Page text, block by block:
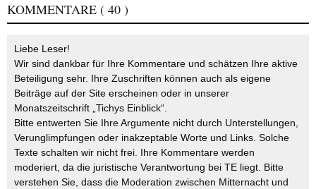
KOMMENTARE ( 40 )
Liebe Leser!
Wir sind dankbar für Ihre Kommentare und schätzen Ihre aktive
Beteiligung sehr. Ihre Zuschriften können auch als eigene
Beiträge auf der Site erscheinen oder in unserer
Monatszeitschrift „Tichys Einblick“.
Bitte entwerten Sie Ihre Argumente nicht durch Unterstellungen,
Verunglimpfungen oder inakzeptable Worte und Links. Solche
Texte schalten wir nicht frei. Ihre Kommentare werden
moderiert, da die juristische Verantwortung bei TE liegt. Bitte
verstehen Sie, dass die Moderation zwischen Mitternacht und